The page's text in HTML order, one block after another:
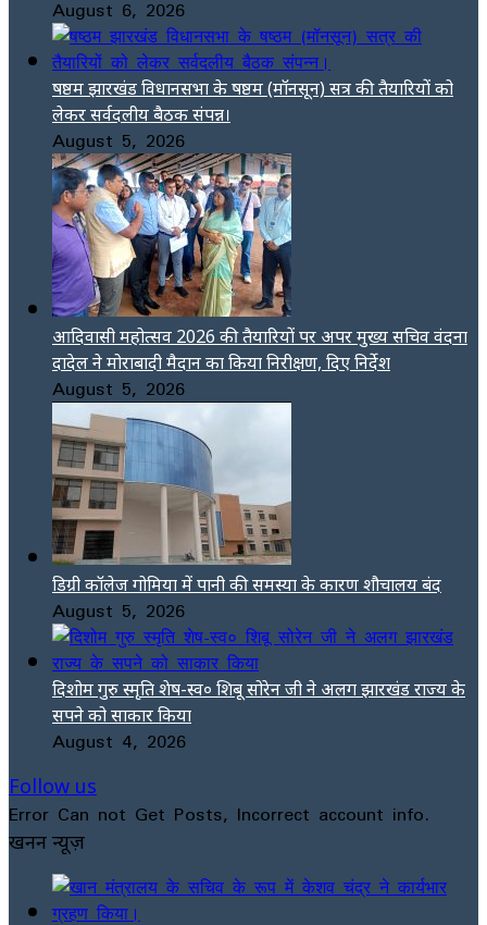
August 6, 2026
षष्ठम झारखंड विधानसभा के षष्ठम (मॉनसून) सत्र की तैयारियों को
लेकर सर्वदलीय बैठक संपन्न।
August 5, 2026
आदिवासी महोत्सव 2026 की तैयारियों पर अपर मुख्य सचिव वंदना
दादेल ने मोराबादी मैदान का किया निरीक्षण, दिए निर्देश
August 5, 2026
डिग्री कॉलेज गोमिया में पानी की समस्या के कारण शौचालय बंद
August 5, 2026
दिशोम गुरु स्मृति शेष-स्व० शिबू सोरेन जी ने अलग झारखंड राज्य के
सपने को साकार किया
August 4, 2026
Follow us
Error Can not Get Posts, Incorrect account info.
खनन न्यूज़